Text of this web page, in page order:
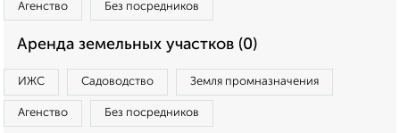
Агенство Без посредников
Аренда земельных участков (0)
ИЖС Садоводство Земля промназначения
Агенство Без посредников